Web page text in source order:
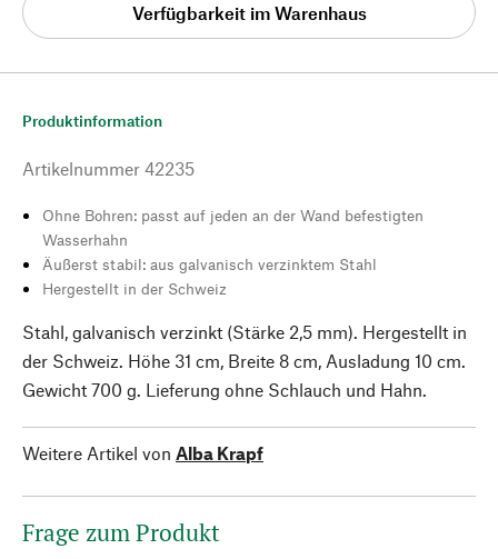
Verfügbarkeit im Warenhaus
Produktinformation
Artikelnummer 42235
Ohne Bohren: passt auf jeden an der Wand befestigten
Wasserhahn
Äußerst stabil: aus galvanisch verzinktem Stahl
Hergestellt in der Schweiz
Stahl, galvanisch verzinkt (Stärke 2,5 mm). Hergestellt in
der Schweiz. Höhe 31 cm, Breite 8 cm, Ausladung 10 cm.
Gewicht 700 g. Lieferung ohne Schlauch und Hahn.
Weitere Artikel von Alba Krapf
Frage zum Produkt